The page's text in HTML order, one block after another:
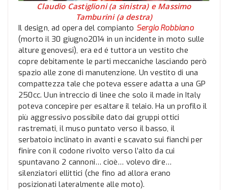
Claudio Castiglioni (a sinistra) e Massimo
Tamburini (a destra)
Il design, ad opera del compianto Sergio Robbiano
(morto il 30 giugno2014 in un incidente in moto sulle
alture genovesi), era ed é tuttora un vestito che
copre debitamente le parti meccaniche lasciando però
spazio alle zone di manutenzione. Un vestito di una
compattezza tale che poteva essere adatta a una GP
250cc. Uun intreccio di linee che solo il made in Italy
poteva concepire per esaltare il telaio. Ha un profilo il
più aggressivo possibile dato dai gruppi ottici
rastremati, il muso puntato verso il basso, il
serbatoio inclinato in avanti e scavato sui fianchi per
finire con il codone rivolto verso l’alto da cui
spuntavano 2 cannoni… cioè… volevo dire…
silenziatori ellittici (che fino ad allora erano
posizionati lateralmente alle moto).